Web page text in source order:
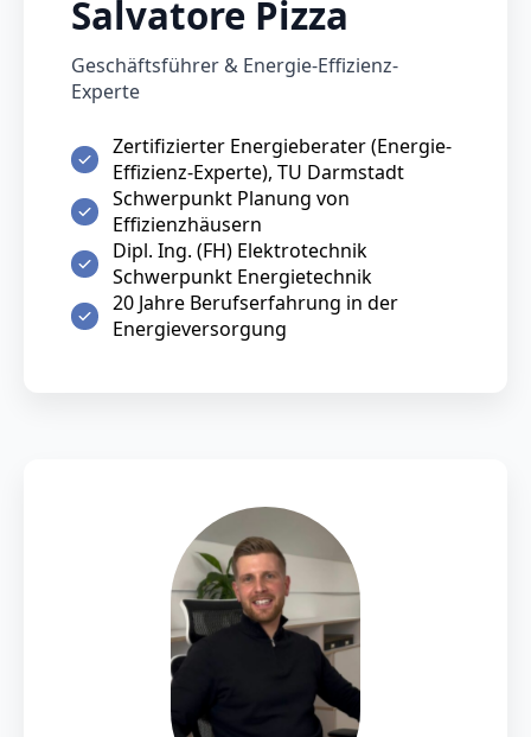
Salvatore Pizza
Geschäftsführer & Energie-Effizienz-
Experte
Zertifizierter Energieberater (Energie-
Effizienz-Experte), TU Darmstadt
Schwerpunkt Planung von
Effizienzhäusern
Dipl. Ing. (FH) Elektrotechnik
Schwerpunkt Energietechnik
20 Jahre Berufserfahrung in der
Energieversorgung